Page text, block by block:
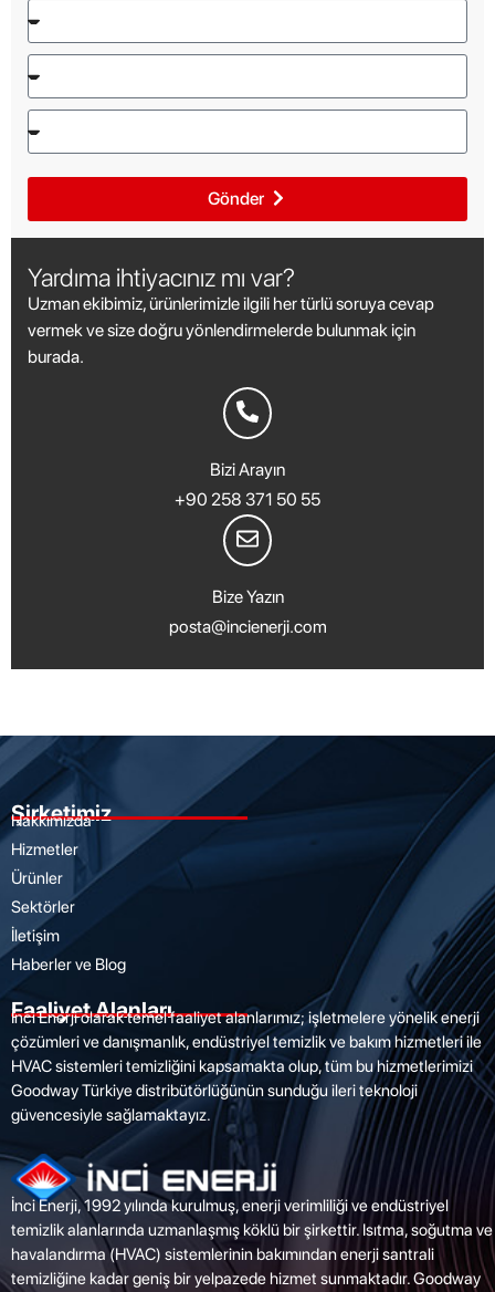
Gönder
Yardıma ihtiyacınız mı var?
Uzman ekibimiz, ürünlerimizle ilgili her türlü soruya cevap
vermek ve size doğru yönlendirmelerde bulunmak için
burada.
Bizi Arayın
+90 258 371 50 55
Bize Yazın
posta@incienerji.com
Şirketimiz
Hakkımızda
Hizmetler
Ürünler
Sektörler
İletişim
Haberler ve Blog
Faaliyet Alanları
İnci Enerji olarak temel faaliyet alanlarımız; işletmelere yönelik enerji
çözümleri ve danışmanlık, endüstriyel temizlik ve bakım hizmetleri ile
HVAC sistemleri temizliğini kapsamakta olup, tüm bu hizmetlerimizi
Goodway Türkiye distribütörlüğünün sunduğu ileri teknoloji
güvencesiyle sağlamaktayız.
İnci Enerji, 1992 yılında kurulmuş, enerji verimliliği ve endüstriyel
temizlik alanlarında uzmanlaşmış köklü bir şirkettir. Isıtma, soğutma ve
havalandırma (HVAC) sistemlerinin bakımından enerji santrali
temizliğine kadar geniş bir yelpazede hizmet sunmaktadır. Goodway